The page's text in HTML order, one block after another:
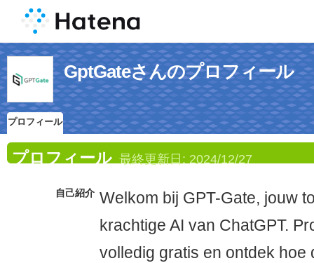
GptGateさんのプロフィール
プロフィール
プロフィール 最終更新日: 2024/12/27
自己紹介 Welkom bij GPT-Gate, jouw
krachtige AI van ChatGPT.
volledig gratis en ontdek hoe